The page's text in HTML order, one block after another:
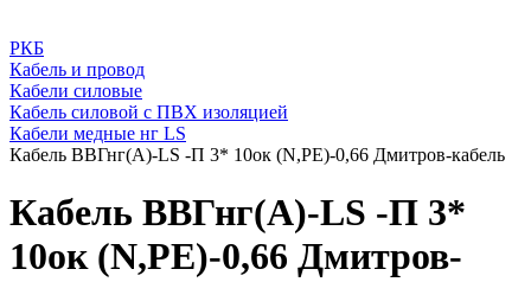
РКБ
Кабель и провод
Кабели силовые
Кабель силовой с ПВХ изоляцией
Кабели медные нг LS
Кабель ВВГнг(А)-LS -П 3* 10ок (N,PE)-0,66 Дмитров-кабель
Кабель ВВГнг(А)-LS -П 3*
10ок (N,PE)-0,66 Дмитров-